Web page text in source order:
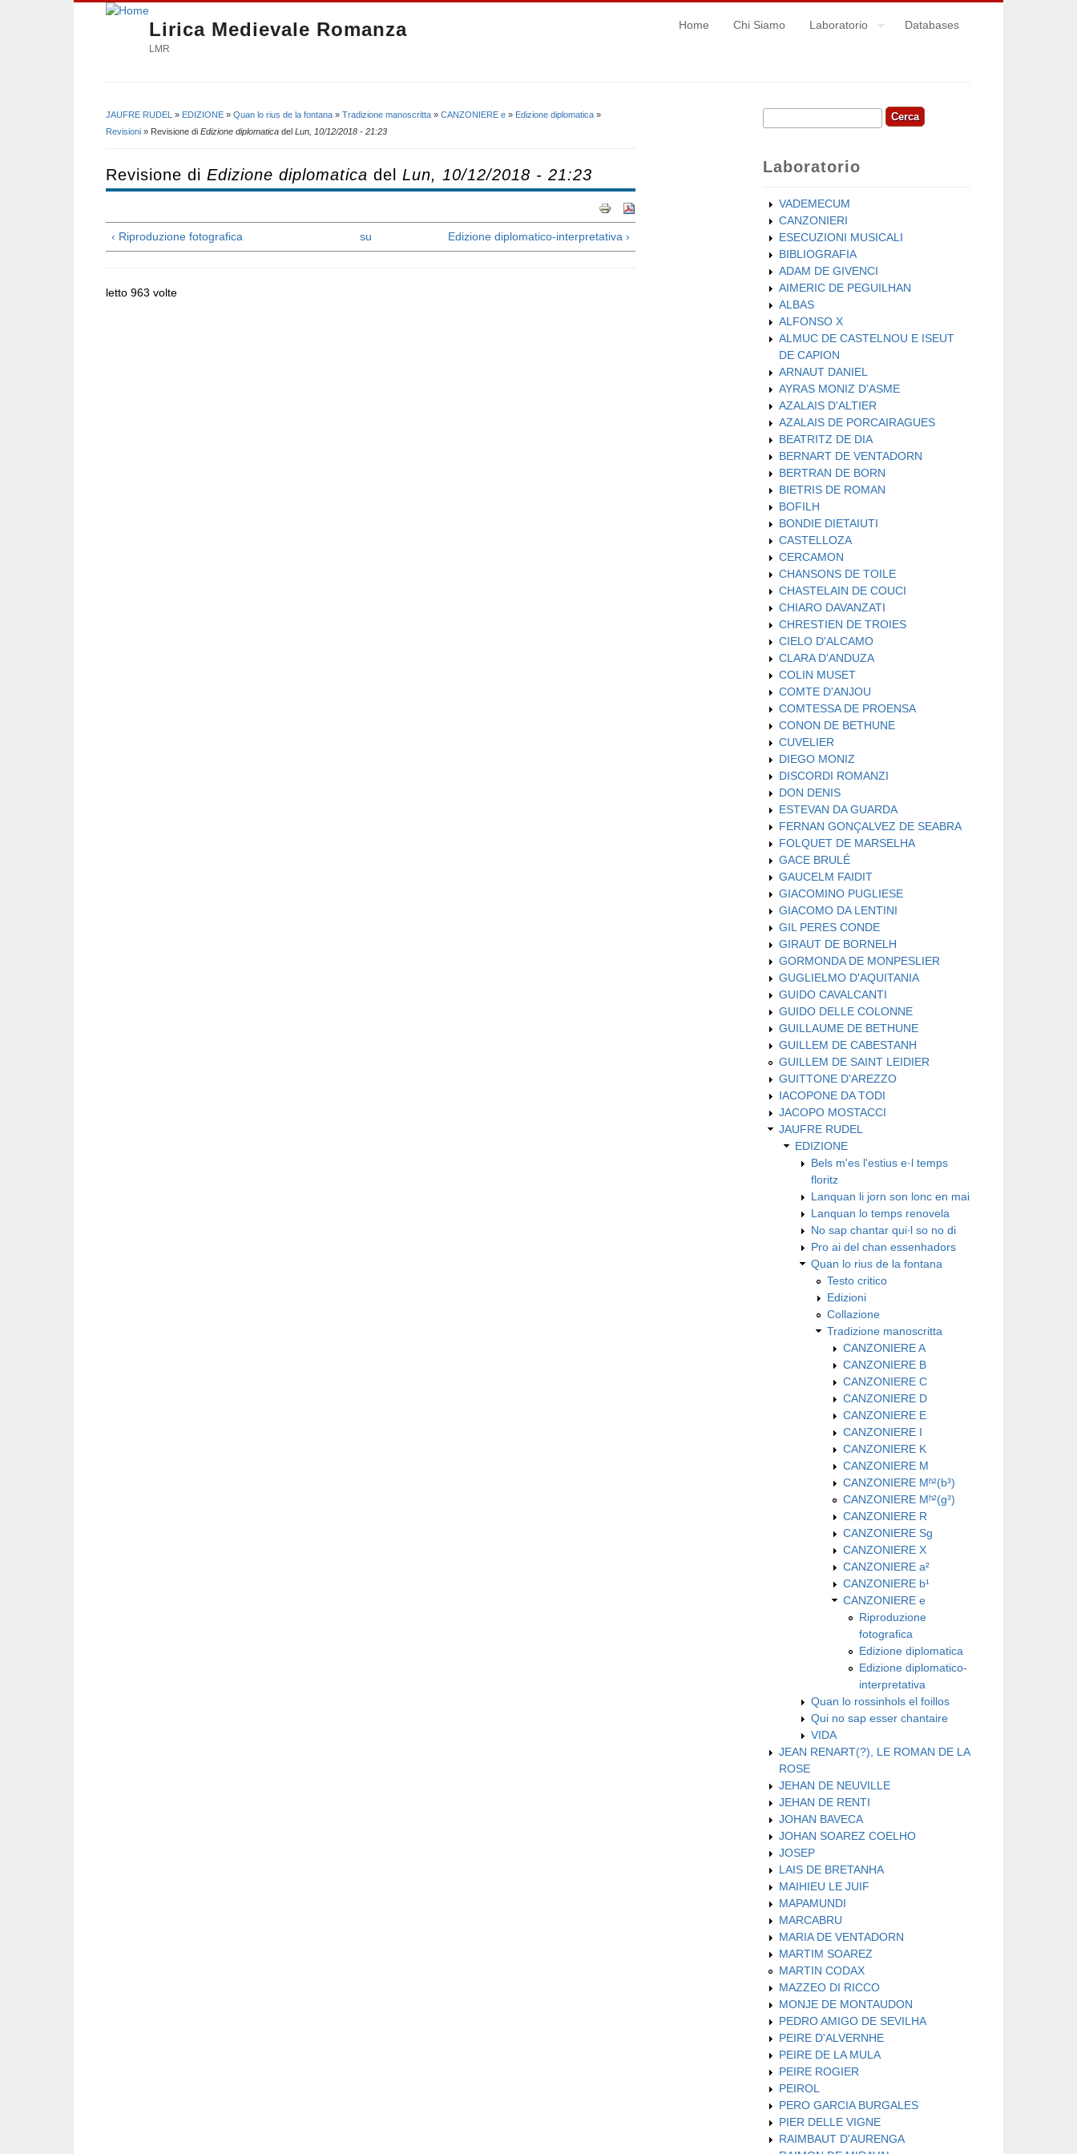
Lirica Medievale Romanza
LMR
Home Chi Siamo Laboratorio Databases
Tu sei qui
JAUFRE RUDEL » EDIZIONE » Quan lo rius de la fontana » Tradizione manoscritta » CANZONIERE e » Edizione diplomatica »
Revisioni » Revisione di Edizione diplomatica del Lun, 10/12/2018 - 21:23
Revisione di Edizione diplomatica del Lun, 10/12/2018 - 21:23
‹ Riproduzione fotografica su Edizione diplomatico-interpretativa ›
letto 963 volte
Form di ricerca
Cerca
Laboratorio
VADEMECUM
CANZONIERI
ESECUZIONI MUSICALI
BIBLIOGRAFIA
ADAM DE GIVENCI
AIMERIC DE PEGUILHAN
ALBAS
ALFONSO X
ALMUC DE CASTELNOU E ISEUT
DE CAPION
ARNAUT DANIEL
AYRAS MONIZ D'ASME
AZALAIS D'ALTIER
AZALAIS DE PORCAIRAGUES
BEATRITZ DE DIA
BERNART DE VENTADORN
BERTRAN DE BORN
BIETRIS DE ROMAN
BOFILH
BONDIE DIETAIUTI
CASTELLOZA
CERCAMON
CHANSONS DE TOILE
CHASTELAIN DE COUCI
CHIARO DAVANZATI
CHRESTIEN DE TROIES
CIELO D'ALCAMO
CLARA D'ANDUZA
COLIN MUSET
COMTE D'ANJOU
COMTESSA DE PROENSA
CONON DE BETHUNE
CUVELIER
DIEGO MONIZ
DISCORDI ROMANZI
DON DENIS
ESTEVAN DA GUARDA
FERNAN GONÇALVEZ DE SEABRA
FOLQUET DE MARSELHA
GACE BRULÉ
GAUCELM FAIDIT
GIACOMINO PUGLIESE
GIACOMO DA LENTINI
GIL PERES CONDE
GIRAUT DE BORNELH
GORMONDA DE MONPESLIER
GUGLIELMO D'AQUITANIA
GUIDO CAVALCANTI
GUIDO DELLE COLONNE
GUILLAUME DE BETHUNE
GUILLEM DE CABESTANH
GUILLEM DE SAINT LEIDIER
GUITTONE D'AREZZO
IACOPONE DA TODI
JACOPO MOSTACCI
JAUFRE RUDEL
EDIZIONE
Bels m'es l'estius e·l temps
floritz
Lanquan li jorn son lonc en mai
Lanquan lo temps renovela
No sap chantar qui∙l so no di
Pro ai del chan essenhadors
Quan lo rius de la fontana
Testo critico
Edizioni
Collazione
Tradizione manoscritta
CANZONIERE A
CANZONIERE B
CANZONIERE C
CANZONIERE D
CANZONIERE E
CANZONIERE I
CANZONIERE K
CANZONIERE M
CANZONIERE Mʰ²(b³)
CANZONIERE Mʰ²(g³)
CANZONIERE R
CANZONIERE Sg
CANZONIERE X
CANZONIERE a²
CANZONIERE b¹
CANZONIERE e
Riproduzione
fotografica
Edizione diplomatica
Edizione diplomatico-
interpretativa
Quan lo rossinhols el foillos
Qui no sap esser chantaire
VIDA
JEAN RENART(?), LE ROMAN DE LA
ROSE
JEHAN DE NEUVILLE
JEHAN DE RENTI
JOHAN BAVECA
JOHAN SOAREZ COELHO
JOSEP
LAIS DE BRETANHA
MAIHIEU LE JUIF
MAPAMUNDI
MARCABRU
MARIA DE VENTADORN
MARTIM SOAREZ
MARTIN CODAX
MAZZEO DI RICCO
MONJE DE MONTAUDON
PEDRO AMIGO DE SEVILHA
PEIRE D'ALVERNHE
PEIRE DE LA MULA
PEIRE ROGIER
PEIROL
PERO GARCIA BURGALES
PIER DELLE VIGNE
RAIMBAUT D'AURENGA